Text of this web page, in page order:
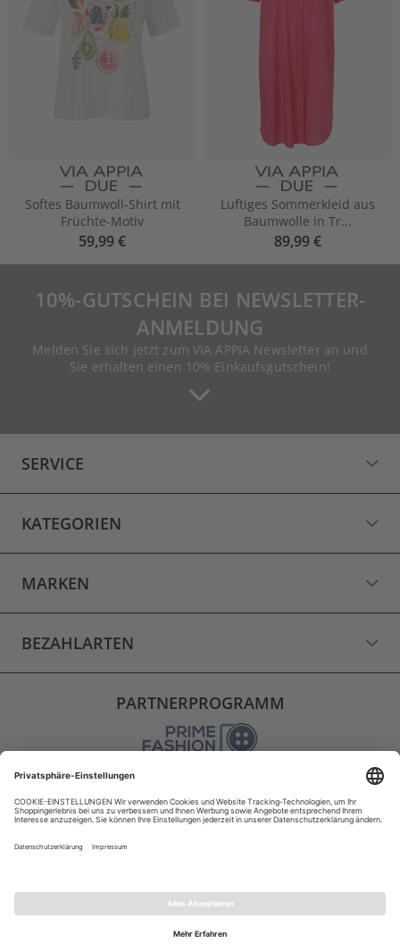
Softes Baumwoll-Shirt mit
Früchte-Motiv
59,99 €
Luftiges Sommerkleid aus
Baumwolle in Tr...
89,99 €
10%-GUTSCHEIN BEI NEWSLETTER-
ANMELDUNG
Melden Sie sich jetzt zum VIA APPIA Newsletter an und
Sie erhalten einen 10% Einkaufsgutschein!
SERVICE
KATEGORIEN
MARKEN
BEZAHLARTEN
PARTNERPROGRAMM
VERSAND
WIDERRUF